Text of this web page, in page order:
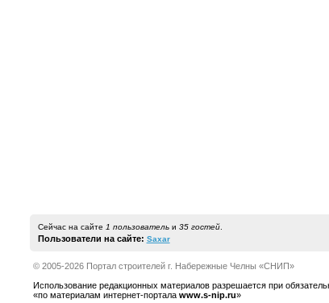
Сейчас на сайте 1 пользовательи 35 гостей.
Пользователи на сайте: Saxar
© 2005-2026 Портал строителей г. Набережные Челны «СНИП»
Использование редакционных материалов разрешается при
«по материалам интернет-портала www.s-nip.ru»